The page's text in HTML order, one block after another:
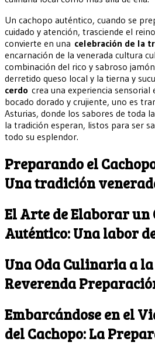
Un cachopo auténtico, cuando se
cuidado y atención, trasciende el
convierte en una celebración de la
encarnación de la venerada cultura
combinación del rico y sabroso
derretido queso local y la tierna y
cerdo crea una experiencia sensorial
bocado dorado y crujiente, uno es
Asturias, donde los sabores de toda
la tradición esperan, listos para ser
todo su esplendor.
Preparando el
Una tradición
El Arte de Elaborar un
Auténtico: Una labor
Una Oda Culinaria a
Reverenda
Embarcándose en el
del Cachopo: La